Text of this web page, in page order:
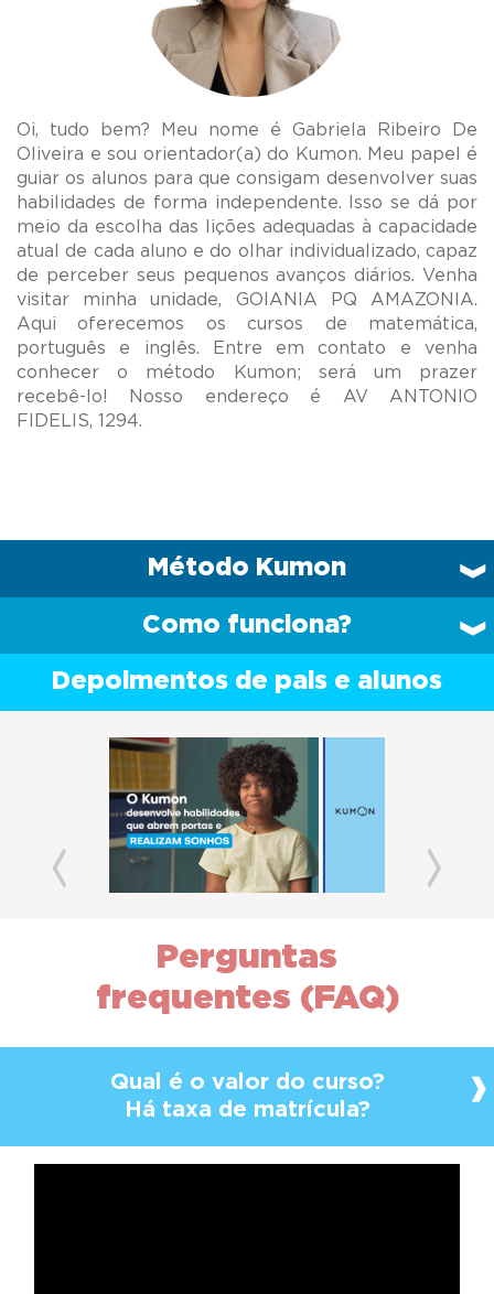
Oi, tudo bem? Meu nome é Gabriela Ribeiro De
Oliveira e sou orientador(a) do Kumon. Meu papel é
guiar os alunos para que consigam desenvolver suas
habilidades de forma independente. Isso se dá por
meio da escolha das lições adequadas à capacidade
atual de cada aluno e do olhar individualizado, capaz
de perceber seus pequenos avanços diários. Venha
visitar minha unidade, GOIANIA PQ AMAZONIA.
Aqui oferecemos os cursos de matemática,
português e inglês. Entre em contato e venha
conhecer o método Kumon; será um prazer
recebê-lo! Nosso endereço é AV ANTONIO
Método Kumon
Como funciona?
Depoimentos de pais e alunos
Previous
Perguntas
frequentes (FAQ)
Qual é o valor do curso?
Há taxa de matrícula?